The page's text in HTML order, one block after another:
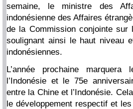
semaine, le ministre des
indonésienne des Affaires
de la Commission conjointe
soulignant ainsi le haut niveau
indonésiennes.
L’année prochaine
l’Indonésie et le 75e
entre la Chine et l’Indonésie.
le développement respectif et